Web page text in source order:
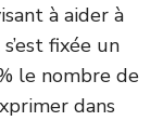
à aider à
fixée un
le nombre de
dans